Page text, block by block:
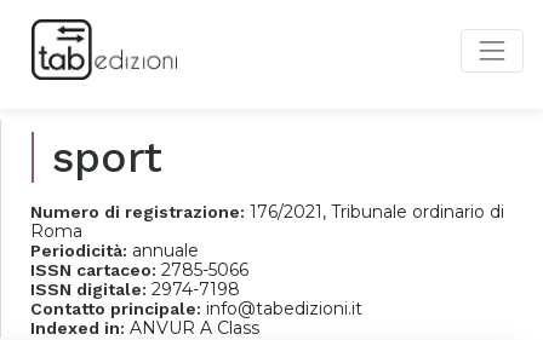
sport
Numero di registrazione: 176/2021, Tribunale ordinario di
Roma
Periodicità: annuale
ISSN cartaceo: 2785-5066
ISSN digitale: 2974-7198
Contatto principale: info@tabedizioni.it
Indexed in: ANVUR A Class